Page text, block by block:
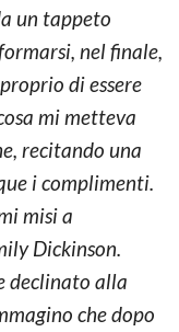
un tappeto
nel finale,
di essere
mi metteva
recitando una
i complimenti.
misi a
Dickinson.
declinato alla
che dopo